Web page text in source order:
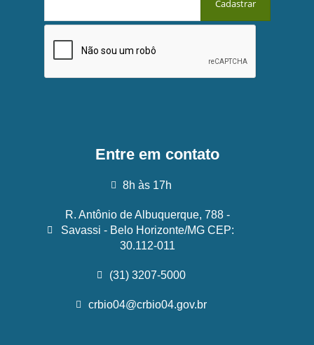
Entre em contato
8h às 17h
R. Antônio de Albuquerque, 788 -
Savassi - Belo Horizonte/MG CEP:
30.112-011
(31) 3207-5000
crbio04@crbio04.gov.br